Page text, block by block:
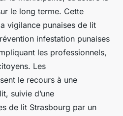
le long terme. Cette
vigilance punaises de lit
infestation punaises
les professionnels,
Les
le recours à une
suivie d’une
de lit Strasbourg par un